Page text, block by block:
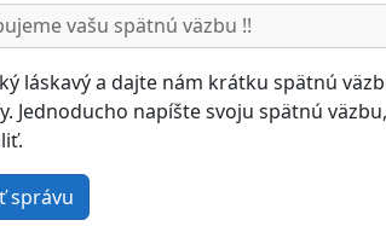
vašu spätnú väzbu !!
láskavý a dajte nám krátku spätnú
Jednoducho napíšte svoju spätnú
správu